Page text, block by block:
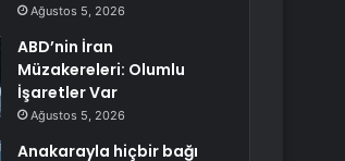
Ağustos 5, 2026
ABD’nin İran
Müzakereleri: Olumlu
İşaretler Var
Ağustos 5, 2026
Anakarayla hiçbir bağı